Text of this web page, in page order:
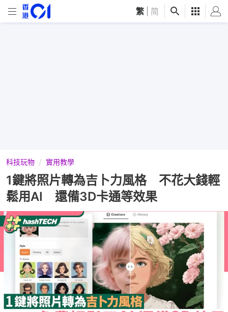
繁 简
科技玩物 實用教學
1鍵將照片轉為吉卜力風格 不花大錢輕
鬆用AI 還備3D卡通等效果